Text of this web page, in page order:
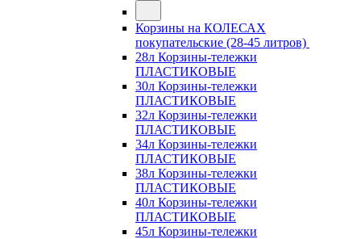
Корзины на КОЛЕСАХ
покупательские (28-45 литров)
28л Корзины-тележки
ПЛАСТИКОВЫЕ
30л Корзины-тележки
ПЛАСТИКОВЫЕ
32л Корзины-тележки
ПЛАСТИКОВЫЕ
34л Корзины-тележки
ПЛАСТИКОВЫЕ
38л Корзины-тележки
ПЛАСТИКОВЫЕ
40л Корзины-тележки
ПЛАСТИКОВЫЕ
45л Корзины-тележки